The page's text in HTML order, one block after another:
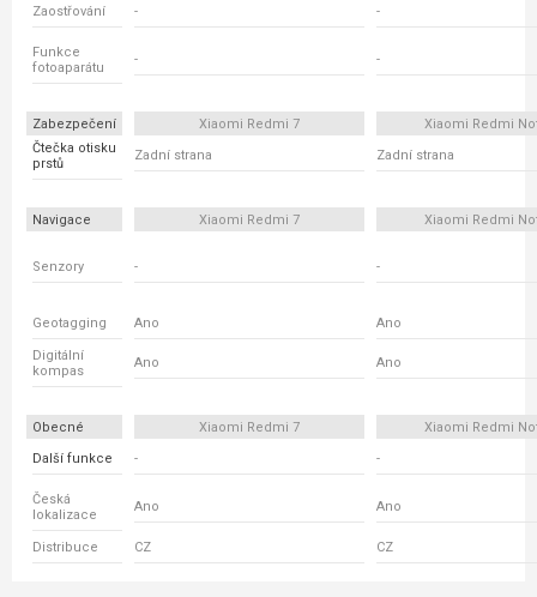
Zaostřování - -
Funkce
fotoaparátu
- -
Zabezpečení Xiaomi Redmi 7
Xiaomi Redmi
Čtečka otisku
prstů
Zadní strana Zadní strana
Navigace Xiaomi Redmi 7 Xiaomi Redmi
Senzory - -
Geotagging Ano Ano
Digitální
kompas
Ano Ano
Obecné Xiaomi Redmi 7
Xiaomi Redmi
Další funkce
- -
Česká
lokalizace
Ano Ano
Distribuce CZ CZ